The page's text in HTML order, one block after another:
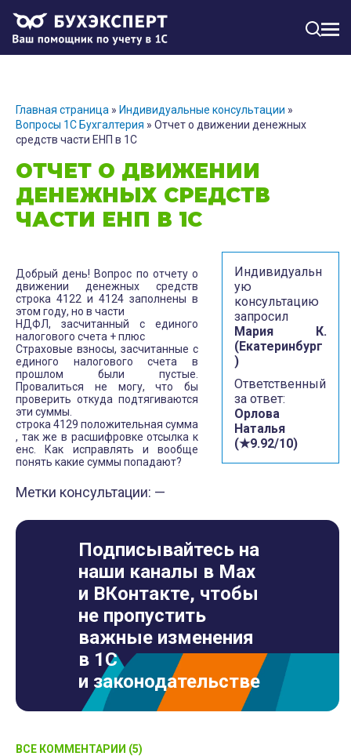
Главная страница » Индивидуальные консультации »
Вопросы 1С Бухгалтерия » Отчет о движении денежных
средств части ЕНП в 1С
ОТЧЕТ О ДВИЖЕНИИ
ДЕНЕЖНЫХ СРЕДСТВ
ЧАСТИ ЕНП В 1С
Индивидуальн
ую
консультацию
запросил
Мария К.
(Екатеринбург
)
Ответственный
за ответ:
Орлова
Наталья
(★9.92/10)
Добрый день! Вопрос по отчету о
движении денежных средств
строка 4122 и 4124 заполнены в
этом году, но в части
НДФЛ, засчитанный с единого
налогового счета + плюс
Страховые взносы, засчитанные с
единого налогового счета в
прошлом были пустые.
Провалиться не могу, что бы
проверить откуда подтягиваются
эти суммы.
строка 4129 положительная сумма
, так же в расшифровке отсылка к
енс. Как исправлять и вообще
понять какие суммы попадают?
Метки консультации: —
Подписывайтесь на
наши каналы в Max
и ВКонтакте, чтобы
не пропустить
важные изменения
в 1С
и законодательстве
ВСЕ КОММЕНТАРИИ (5)